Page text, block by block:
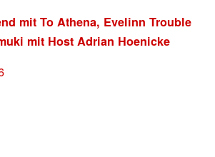
mit To Athena, Evelinn Trouble
mit Host Adrian Hoenicke